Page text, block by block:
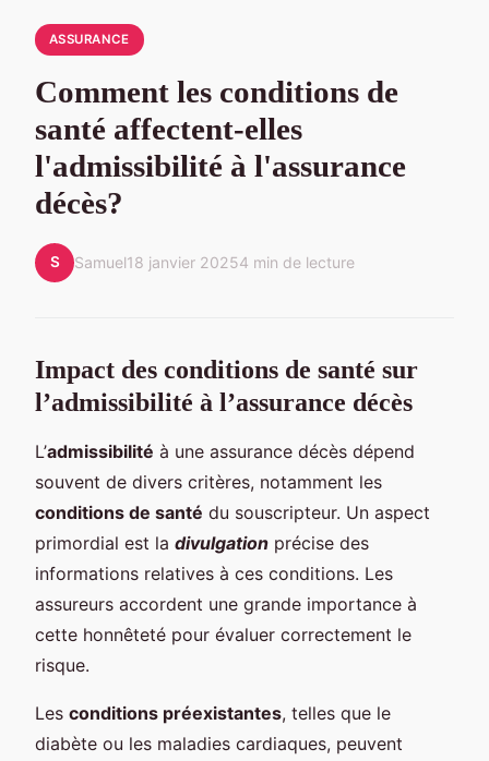
ASSURANCE
Comment les conditions de
santé affectent-elles
l'admissibilité à l'assurance
décès?
S Samuel18 janvier 20254 min de lecture
Impact des conditions de santé sur
l’admissibilité à l’assurance décès
L’admissibilité à une assurance décès dépend
souvent de divers critères, notamment les
conditions de santé du souscripteur. Un aspect
primordial est la divulgation précise des
informations relatives à ces conditions. Les
assureurs accordent une grande importance à
cette honnêteté pour évaluer correctement le
risque.
Les conditions préexistantes, telles que le
diabète ou les maladies cardiaques, peuvent